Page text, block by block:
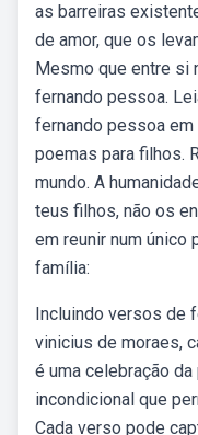
as barreiras
de amor, que os
Mesmo que entre si
fernando pessoa.
fernando pessoa
poemas para filhos.
mundo. A
teus filhos, não os
em reunir num
família:
Incluindo versos de
vinicius de moraes,
é uma celebração
incondicional que
Cada verso pode